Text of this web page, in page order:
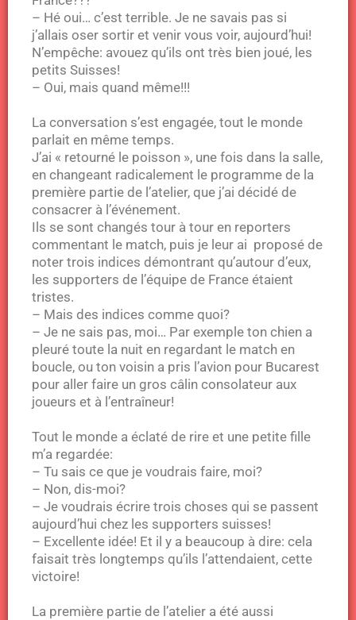
– Hé oui… c’est terrible. Je ne savais pas si
j’allais oser sortir et venir vous voir, aujourd’hui!
N’empêche: avouez qu’ils ont très bien joué, les
petits Suisses!
– Oui, mais quand même!!!
La conversation s’est engagée, tout le monde
parlait en même temps.
J’ai « retourné le poisson », une fois dans la salle,
en changeant radicalement le programme de la
première partie de l’atelier, que j’ai décidé de
consacrer à l’événement.
Ils se sont changés tour à tour en reporters
commentant le match, puis je leur ai proposé de
noter trois indices démontrant qu’autour d’eux,
les supporters de l’équipe de France étaient
tristes.
– Mais des indices comme quoi?
– Je ne sais pas, moi… Par exemple ton chien a
pleuré toute la nuit en regardant le match en
boucle, ou ton voisin a pris l’avion pour Bucarest
pour aller faire un gros câlin consolateur aux
joueurs et à l’entraîneur!
Tout le monde a éclaté de rire et une petite fille
m’a regardée:
– Tu sais ce que je voudrais faire, moi?
– Non, dis-moi?
– Je voudrais écrire trois choses qui se passent
aujourd’hui chez les supporters suisses!
– Excellente idée! Et il y a beaucoup à dire: cela
faisait très longtemps qu’ils l’attendaient, cette
victoire!
La première partie de l’atelier a été aussi